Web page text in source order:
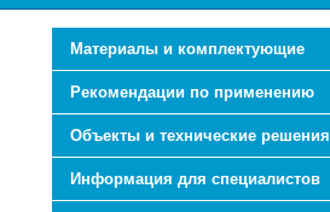
Материалы и комплектующие
Рекомендации по применению
Объекты и технические решения
Информация для специалистов